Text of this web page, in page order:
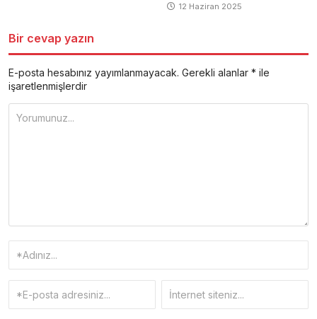
12 Haziran 2025
Bir cevap yazın
E-posta hesabınız yayımlanmayacak. Gerekli alanlar * ile
işaretlenmişlerdir